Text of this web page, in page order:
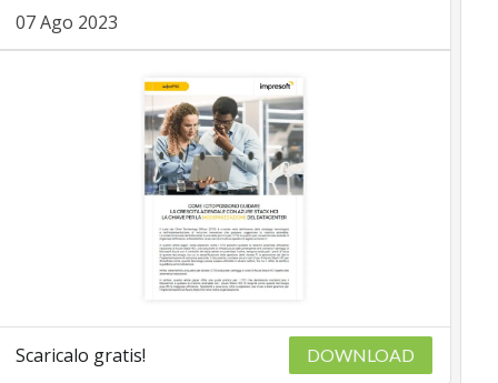
07 Ago 2023
Scaricalo gratis! DOWNLOAD